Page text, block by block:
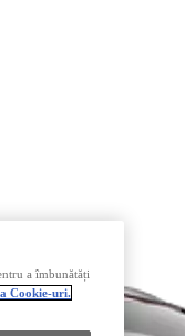
a îmbunătăți
Cookie-uri.